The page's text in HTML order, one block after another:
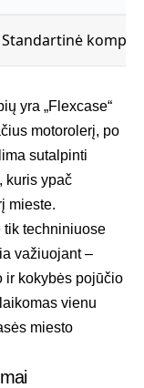
Standartinė
yra „Flexcase“
motorolerį, po
sutalpinti
kuris ypač
mieste.
tik techniniuose
važiuojant –
ir kokybės pojūčio
vienu
miesto